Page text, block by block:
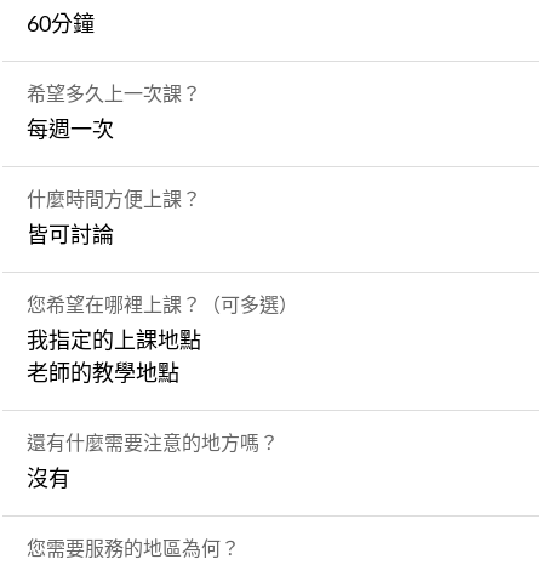
60分鐘
希望多久上一次課？
每週一次
什麼時間方便上課？
皆可討論
您希望在哪裡上課？（可多選）
我指定的上課地點
老師的教學地點
還有什麼需要注意的地方嗎？
沒有
您需要服務的地區為何？